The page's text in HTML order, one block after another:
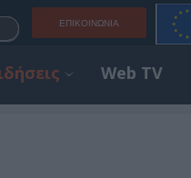
ΕΠΙΚΟΙΝΩΝΊΑ
Web TV